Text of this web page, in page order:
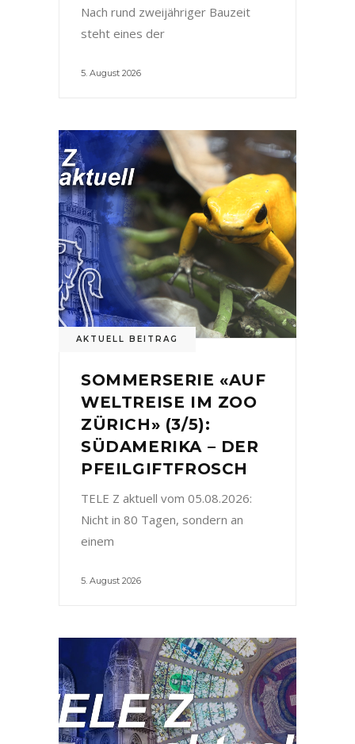
Nach rund zweijähriger Bauzeit
steht eines der
5. August 2026
AKTUELL BEITRAG
SOMMERSERIE «AUF
WELTREISE IM ZOO
ZÜRICH» (3/5):
SÜDAMERIKA – DER
PFEILGIFTFROSCH
TELE Z aktuell vom 05.08.2026:
Nicht in 80 Tagen, sondern an
einem
5. August 2026